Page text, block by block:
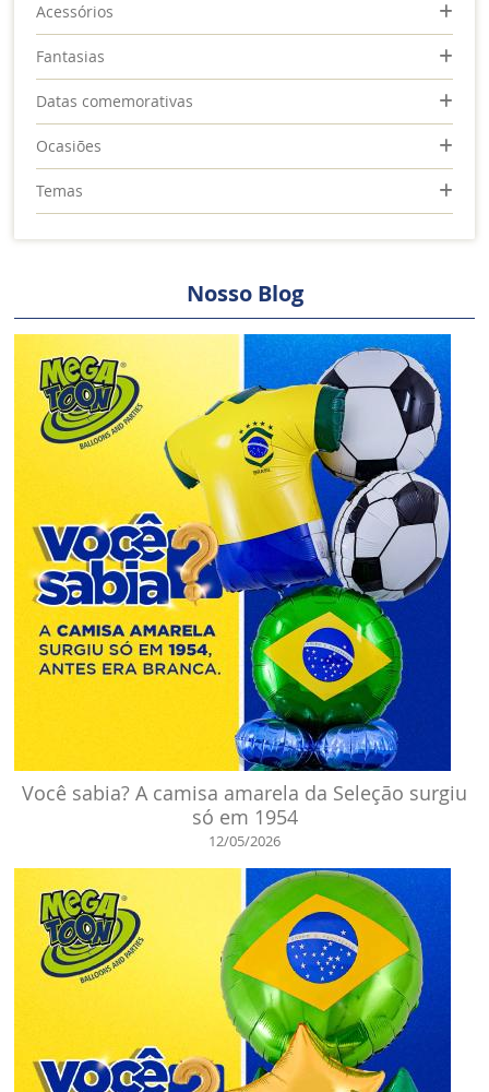
Acessórios
Fantasias
Datas comemorativas
Ocasiões
Temas
Nosso Blog
Você sabia? A camisa amarela da Seleção surgiu
só em 1954
12/05/2026